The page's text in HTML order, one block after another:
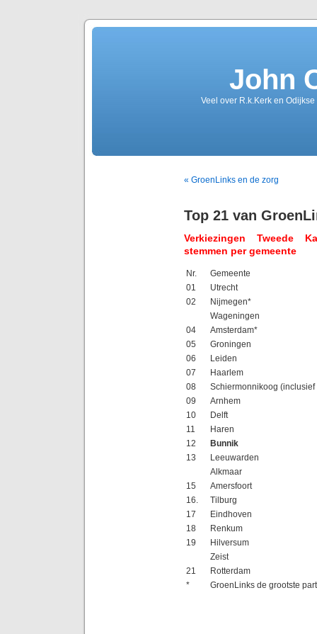
John
Veel over R.k.Kerk en
« GroenLinks en de zorg
Top 21 van
Verkiezingen Tweede
stemmen per gemeente
Nr.
Gemeente
01
Utrecht
02
Nijmegen*
Wageningen
04
Amsterdam*
05
Groningen
06
Leiden
07
Haarlem
08
Schiermonnikoog (inclusief
09
Arnhem
10
Delft
11
Haren
12
Bunnik
13
Leeuwarden
Alkmaar
15
Amersfoort
16.
Tilburg
17
Eindhoven
18
Renkum
19
Hilversum
Zeist
21
Rotterdam
*
GroenLinks de grootste